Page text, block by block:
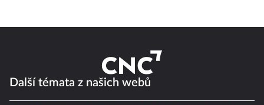
Další témata z našich webů